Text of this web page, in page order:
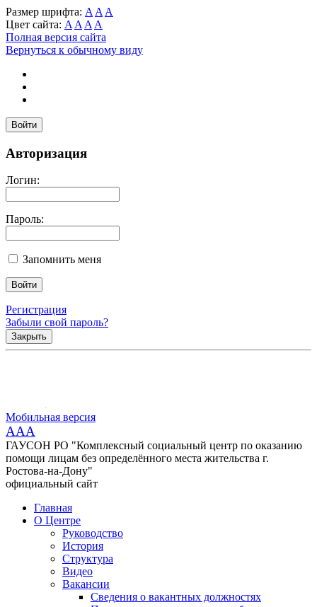
Размер шрифта: A A A
Цвет сайта: A A A A
Полная версия сайта
Вернуться к обычному виду
Войти
Авторизация
Логин:
Пароль:
Запомнить меня
Регистрация
Забыли свой пароль?
Закрыть
Мобильная версия
AAA
ГАУСОН РО "Комплексный социальный центр по оказанию
помощи лицам без определённого места жительства г.
Ростова-на-Дону"
официальный сайт
Главная
О Центре
Руководство
История
Структура
Видео
Вакансии
Сведения о вакантных должностях